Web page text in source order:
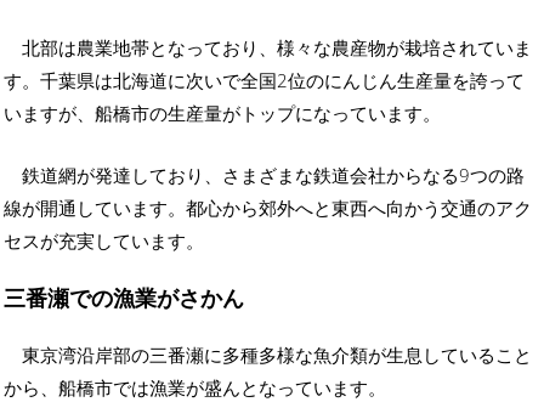
北部は農業地帯となっており、様々な農産物が栽培されていま
す。千葉県は北海道に次いで全国2位のにんじん生産量を誇って
いますが、船橋市の生産量がトップになっています。
鉄道網が発達しており、さまざまな鉄道会社からなる9つの路
線が開通しています。都心から郊外へと東西へ向かう交通のアク
セスが充実しています。
三番瀬での漁業がさかん
東京湾沿岸部の三番瀬に多種多様な魚介類が生息していること
から、船橋市では漁業が盛んとなっています。